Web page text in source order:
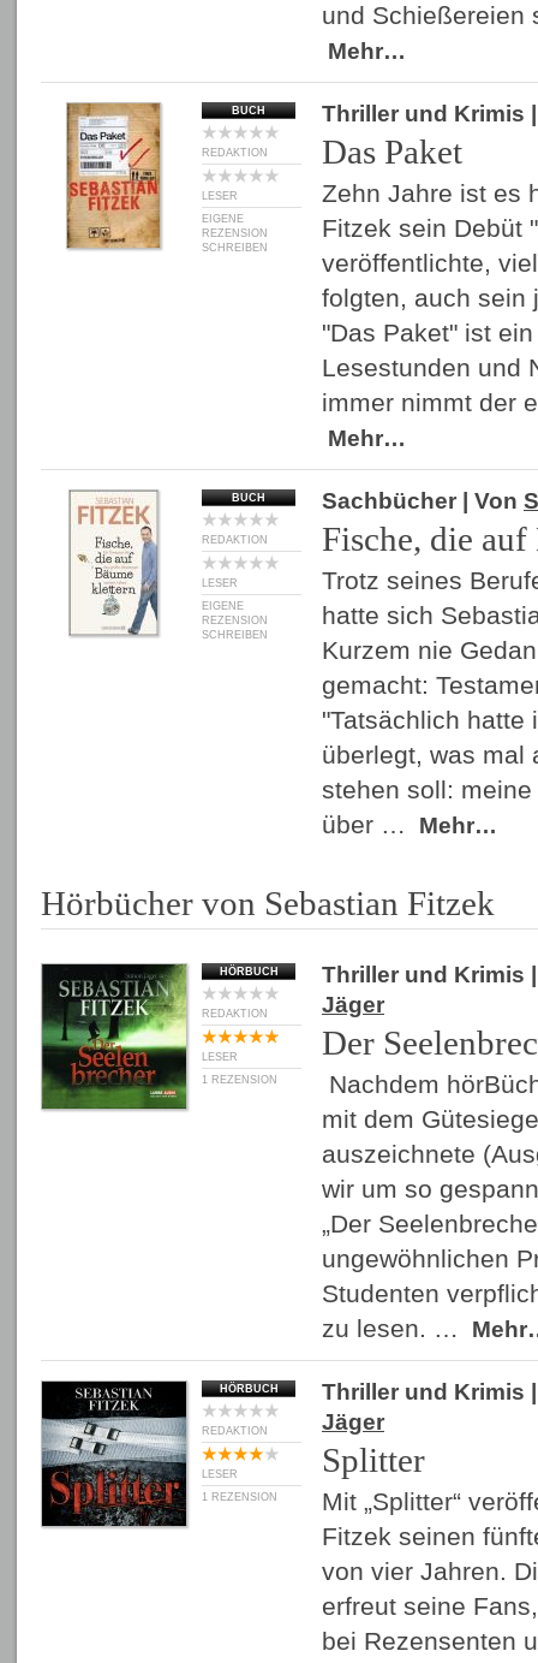
und
Mehr…
BUCH
REDAKTION
LESER
EIGENE
REZENSION
SCHREIBEN
Thriller und Krimis
Das Paket
Zehn Jahre ist es
Fitzek sein Debüt
veröffentlichte,
folgten, auch sein
"Das Paket" ist
Lesestunden und
immer nimmt der
Mehr…
BUCH
REDAKTION
LESER
EIGENE
REZENSION
SCHREIBEN
Sachbücher | Von
Fische, die
Trotz seines
hatte sich
Kurzem nie
gemacht:
"Tatsächlich hatte
überlegt, was mal
stehen soll:
über …
Mehr…
Hörbücher von Sebastian Fitzek
HÖRBUCH
REDAKTION
LESER
1 REZENSION
Thriller und Krimis
Jäger
Der
Nachdem
mit dem
auszeichnete
wir um so
„Der
ungewöhnlichen
Studenten
zu lesen. …
HÖRBUCH
REDAKTION
LESER
1 REZENSION
Thriller und Krimis
Jäger
Splitter
Mit „Splitter“
Fitzek seinen
von vier Jahren.
erfreut seine
bei Rezensenten